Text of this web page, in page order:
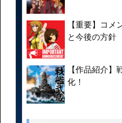
【重要】コメ
と今後の方針
【作品紹介】
化！